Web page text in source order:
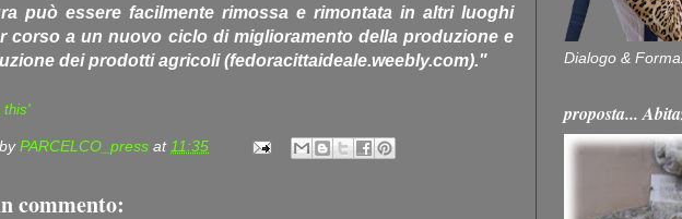
può essere facilmente rimossa e rimontata in altri luoghi
corso a un nuovo ciclo di miglioramento della produzione e
dei prodotti agricoli (fedoracittaideale.weebly.com)."
this'
PARCELCO_press at11:35
commento:
Dialogo &
proposta...